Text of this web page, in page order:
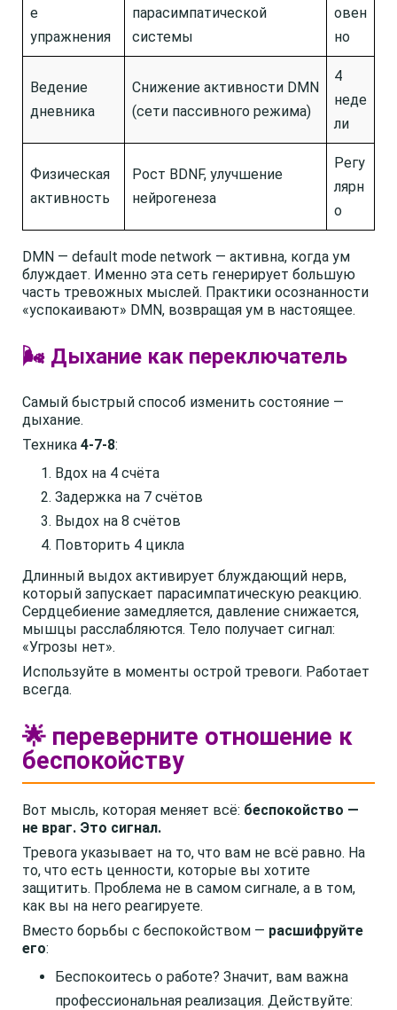
е
упражнения
парасимпатической
системы
овен
но
Ведение
дневника
Снижение активности DMN
(сети пассивного режима)
4
неде
ли
Физическая
активность
Рост BDNF, улучшение
нейрогенеза
Регу
лярн
о
DMN — default mode network — активна, когда ум
блуждает. Именно эта сеть генерирует большую
часть тревожных мыслей. Практики осознанности
«успокаивают» DMN, возвращая ум в настоящее.
🌬️ Дыхание как переключатель
Самый быстрый способ изменить состояние —
дыхание.
Техника 4-7-8:
Вдох на 4 счёта
Задержка на 7 счётов
Выдох на 8 счётов
Повторить 4 цикла
Длинный выдох активирует блуждающий нерв,
который запускает парасимпатическую реакцию.
Сердцебиение замедляется, давление снижается,
мышцы расслабляются. Тело получает сигнал:
«Угрозы нет».
Используйте в моменты острой тревоги. Работает
всегда.
🌟 переверните отношение к
беспокойству
Вот мысль, которая меняет всё: беспокойство —
не враг. Это сигнал.
Тревога указывает на то, что вам не всё равно. На
то, что есть ценности, которые вы хотите
защитить. Проблема не в самом сигнале, а в том,
как вы на него реагируете.
Вместо борьбы с беспокойством — расшифруйте
его:
Беспокоитесь о работе? Значит, вам важна
профессиональная реализация. Действуйте: